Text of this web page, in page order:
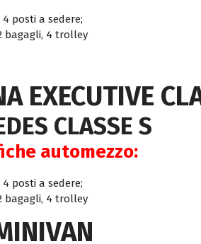
4 posti a sedere;
bagagli, 4 trolley
EXECUTIVE
CLASSE S
automezzo:
4 posti a sedere;
bagagli, 4 trolley